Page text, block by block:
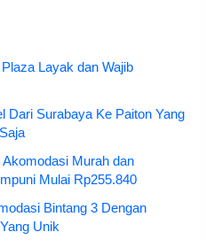
Layak dan Wajib
Dari Surabaya Ke Paiton Yang
Murah dan
Mulai Rp255.840
Bintang 3 Dengan
Unik